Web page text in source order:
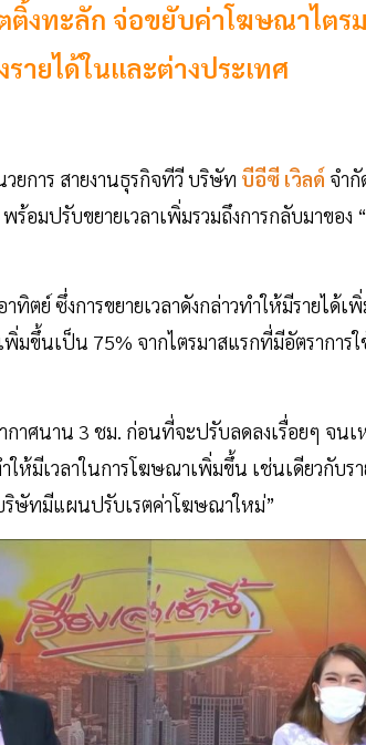
ติ้งทะลัก จ่อขยับค่าโฆษณาไต
ยได้ในและต่างประเทศ
ยการ สายงานธุรกิจทีวี บริษัท บีอีซี เวิลด์ จำ
อมปรับขยายเวลาเพิ่มรวมถึงการกลับมาของ “
าทิตย์ ซึ่งการขยายเวลาดังกล่าวทำให้มีรายได้
มขึ้นเป็น 75% จากไตรมาสแรกที่มีอัตราการ
ากาศนาน 3 ชม. ก่อนที่จะปรับลดลงเรื่อยๆ จน
มีเวลาในการโฆษณาเพิ่มขึ้น เช่นเดียวกับรา
ริษัทมีแผนปรับเรตค่าโฆษณาใหม่”